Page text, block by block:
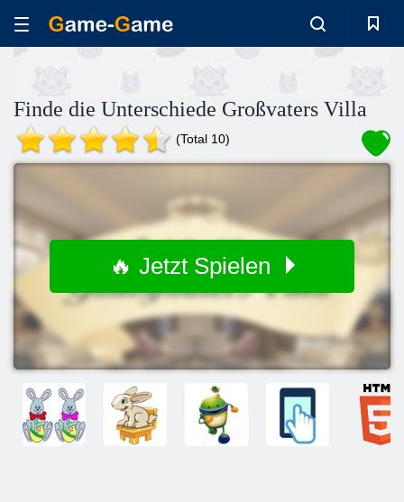
Finde die Unterschiede Großvaters Villa
(Total 10)
🔥 Jetzt Spielen